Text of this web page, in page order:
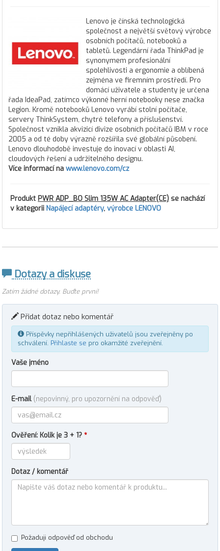
Lenovo je čínská technologická
společnost a největší světový výrobce
osobních počítačů, notebooků a
tabletů. Legendární řada ThinkPad je
synonymem profesionální
spolehlivosti a ergonomie a oblíbená
zejména ve firemním prostředí. Pro
domácí uživatele a studenty je určena
řada IdeaPad, zatímco výkonné herní notebooky nese značka
Legion. Kromě notebooků Lenovo vyrábí stolní počítače,
servery ThinkSystem, chytré telefony a příslušenství.
Společnost vznikla akvizicí divize osobních počítačů IBM v roce
2005 a od té doby výrazně rozšířila své globální působení.
Lenovo dlouhodobě investuje do inovací v oblasti AI,
cloudových řešení a udržitelného designu.
Více informací na www.lenovo.com/cz
Produkt PWR ADP_BO Slim 135W AC Adapter(CE) se nachází
v kategorii Napájecí adaptéry, výrobce LENOVO
Dotazy a diskuse
Zatím žádné dotazy. Buďte první!
Přidat dotaz nebo komentář
Příspěvky nepřihlášených uživatelů jsou zveřejněny po
schválení. Přihlaste se pro okamžité zveřejnění.
Vaše jméno
E-mail (nepovinný, pro upozornění na odpověď)
Ověření: Kolik je 3 + 1? *
Dotaz / komentář
Požaduji odpověď od obchodu